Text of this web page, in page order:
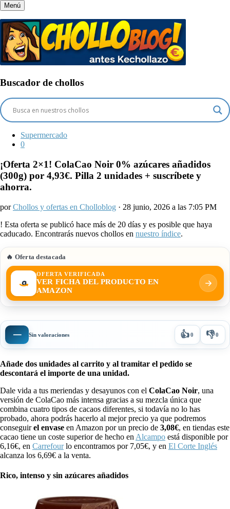
Menú
Buscador de chollos
Supermercado
0
¡Oferta 2×1! ColaCao Noir 0% azúcares añadidos
(300g) por 4,93€. Pilla 2 unidades + suscríbete y
ahorra.
porChollos y ofertas en Cholloblog · 28 junio, 2026 a las 7:05 PM
! Esta oferta se publicó hace más de 20 días y es posible que haya
caducado. Encontrarás nuevos chollos en nuestro índice.
🔥 Oferta destacada
OFERTA VERIFICADA
VER FICHA DEL PRODUCTO EN
AMAZON
— Sin valoraciones 👍0 👎0
Añade dos unidades al carrito y al tramitar el pedido se
descontará el importe de una unidad.
Dale vida a tus meriendas y desayunos con el ColaCao Noir, una
versión de ColaCao más intensa gracias a su mezcla única que
combina cuatro tipos de cacaos diferentes, si todavía no lo has
probado, ahora podrás hacerlo al mejor precio ya que podremos
conseguirel envase en Amazon por un precio de 3,08€, en tiendas este
cacao tiene un coste superior de hecho en Alcampo está disponible por
6,16€, en Carrefourlo encontramos por 7,05€, y en El Corte Inglés
alcanza los 6,69€ a la venta.
Rico, intenso y sin azúcares añadidos